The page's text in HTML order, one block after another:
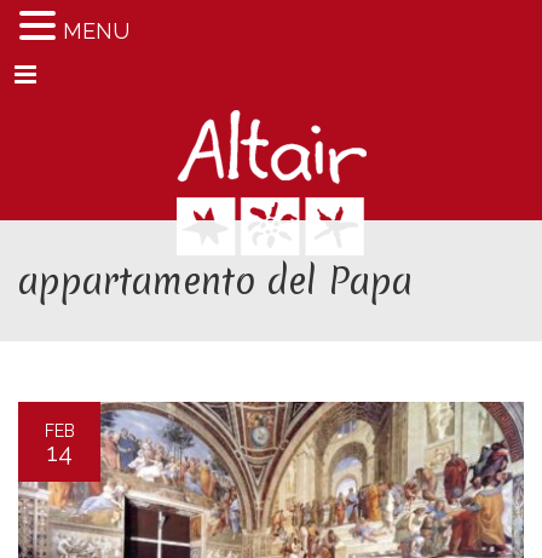
Menu
appartamento del Papa
FEB
14
MENU